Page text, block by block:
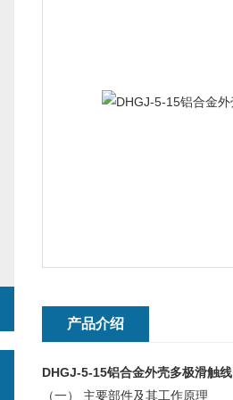
产品介绍
DHGJ-5-15铝合金外壳多极滑触线
（一） 主要部件及其工作原理